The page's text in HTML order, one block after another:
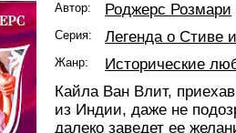
Автор: Роджерс Розмари
Серия: Легенда о Стиве
Жанр:
Исторические
Кайла Ван Влит,
из Индии, даже не
далеко заведет ее